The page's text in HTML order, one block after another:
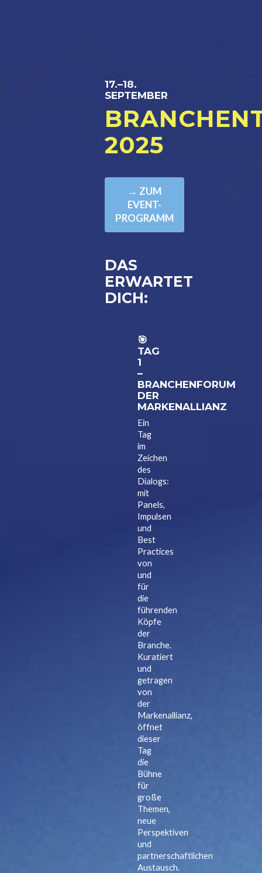
17.–18.
SEPTEMBER
2025
→ ZUM
EVENT-
PROGRAMM
DAS
ERWARTET
DICH:
🎯
TAG
1
–
BRANCHENFORUM
DER
MARKENALLIANZ
Ein
Tag
im
Zeichen
des
Dialogs:
mit
Panels,
Impulsen
und
Best
Practices
von
und
für
die
führenden
Köpfe
der
Branche.
Kuratiert
und
getragen
von
der
Markenallianz,
öffnet
dieser
Tag
die
Bühne
für
große
Themen,
neue
Perspektiven
und
partnerschaftlichen
Austausch.